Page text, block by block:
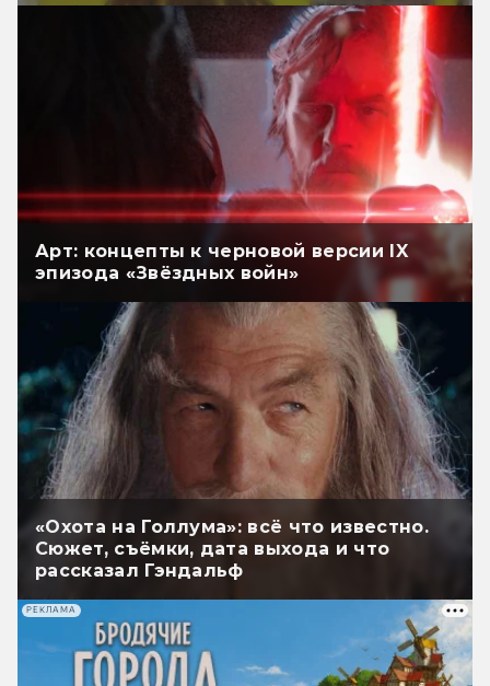
Арт: концепты к черновой версии IX
эпизода «Звёздных войн»
«Охота на Голлума»: всё что известно.
Сюжет, съёмки, дата выхода и что
рассказал Гэндальф
РЕКЛАМА